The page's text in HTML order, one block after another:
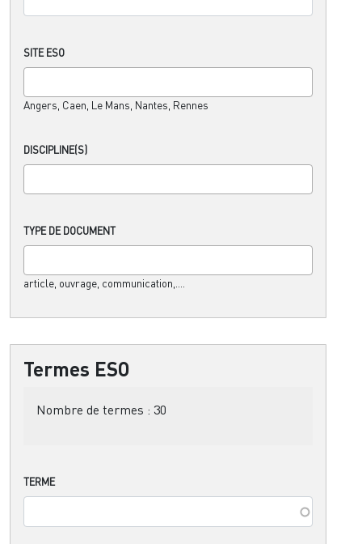
SITE ESO
Angers, Caen, Le Mans, Nantes, Rennes
DISCIPLINE(S)
TYPE DE DOCUMENT
article, ouvrage, communication,....
Termes ESO
Nombre de termes : 30
TERME